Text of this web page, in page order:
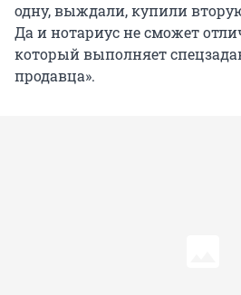
одну, выждали, купили
Да и нотариус не сможет
который выполняет
продавца».